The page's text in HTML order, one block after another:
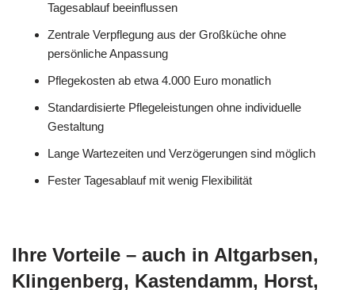
Tagesablauf beeinflussen
Zentrale Verpflegung aus der Großküche ohne
persönliche Anpassung
Pflegekosten ab etwa 4.000 Euro monatlich
Standardisierte Pflegeleistungen ohne individuelle
Gestaltung
Lange Wartezeiten und Verzögerungen sind möglich
Fester Tagesablauf mit wenig Flexibilität
Ihre Vorteile – auch in Altgarbsen,
Klingenberg, Kastendamm, Horst,